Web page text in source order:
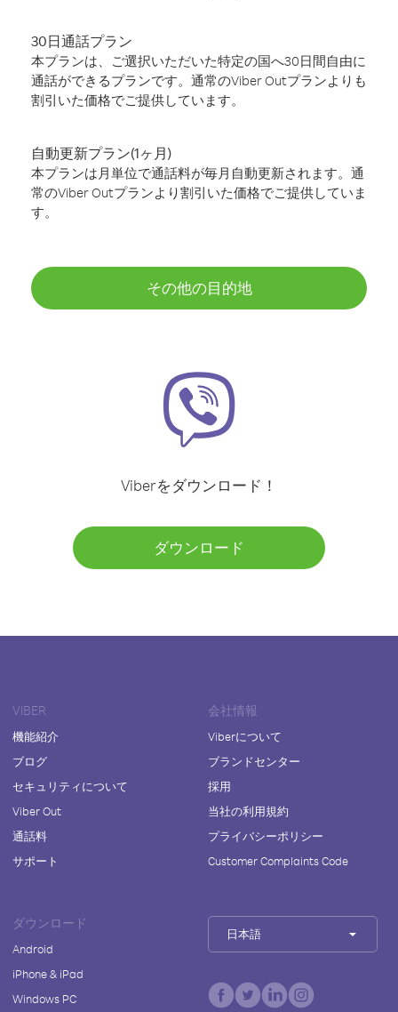
30日通話プラン
本プランは、ご選択いただいた特定の国へ30日間自由に
通話ができるプランです。通常のViber Outプランよりも
割引いた価格でご提供しています。
自動更新プラン(1ヶ月)
本プランは月単位で通話料が毎月自動更新されます。通
常のViber Outプランより割引いた価格でご提供していま
す。
その他の目的地
Viberをダウンロード！
ダウンロード
VIBER
機能紹介
ブログ
セキュリティについて
Viber Out
通話料
サポート
会社情報
Viberについて
ブランドセンター
採用
当社の利用規約
プライバシーポリシー
Customer Complaints Code
ダウンロード
Android
iPhone & iPad
Windows PC
日本語